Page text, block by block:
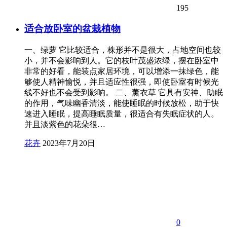
195
适合放卧室的盆栽植物
一、绿萝 它比较适合，株形并不是很大，占地空间也较
小，并不会影响到人。它的枝叶茂盛浓绿，摆在卧室中
非常的好看，能装点家居环境，可以增添一抹绿色，能
够使人精神愉悦，并且适应性很强，即使卧室有时候光
线不好也不会受到影响。 二、薰衣草 它具有安神、助眠
的作用，气味幽香清淡，能使睡眠的时候放松，助于快
速进入睡眠，提高睡眠质量，很适合有失眠症状的人。
并且淡紫色的花朵很…
花卉 2023年7月20日
0